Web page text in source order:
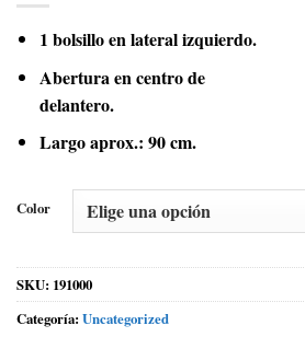
1 bolsillo en lateral izquierdo.
Abertura en centro de
delantero.
Largo aprox.: 90 cm.
Color
SKU: 191000
Categoría: Uncategorized